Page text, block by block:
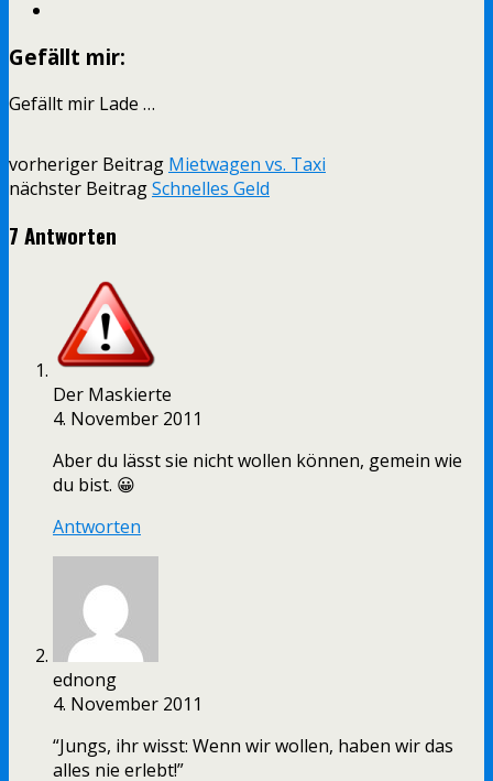
Gefällt mir:
Gefällt mir Lade …
vorheriger Beitrag Mietwagen vs. Taxi
nächster BeitragSchnelles Geld
7 Antworten
Der Maskierte
4. November 2011
Aber du lässt sie nicht wollen können, gemein wie
du bist. 😀
Antworten
ednong
4. November 2011
“Jungs, ihr wisst: Wenn wir wollen, haben wir das
alles nie erlebt!”